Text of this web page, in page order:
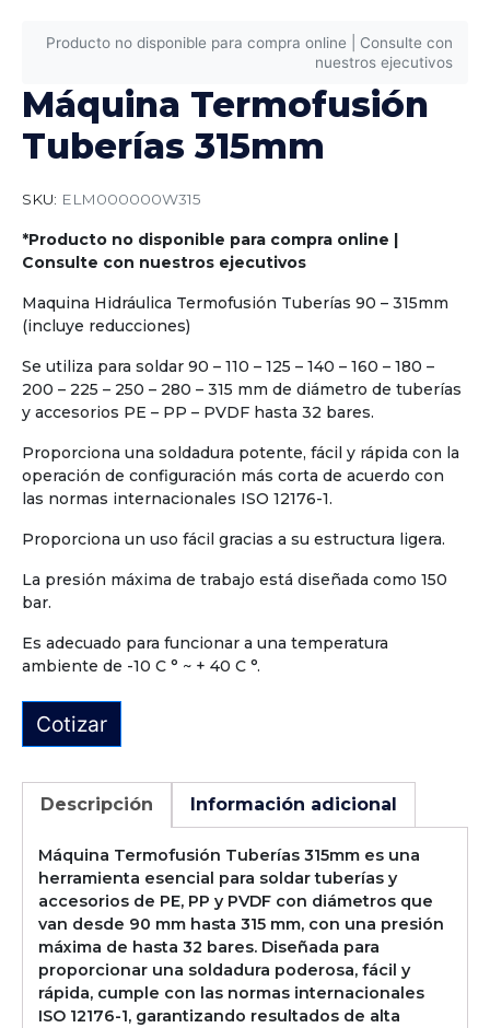
Producto no disponible para compra online | Consulte con
nuestros ejecutivos
Máquina Termofusión
Tuberías 315mm
SKU: ELM000000W315
*Producto no disponible para compra online |
Consulte con nuestros ejecutivos
Maquina Hidráulica Termofusión Tuberías 90 – 315mm
(incluye reducciones)
Se utiliza para soldar 90 – 110 – 125 – 140 – 160 – 180 –
200 – 225 – 250 – 280 – 315 mm de diámetro de tuberías
y accesorios PE – PP – PVDF hasta 32 bares.
Proporciona una soldadura potente, fácil y rápida con la
operación de configuración más corta de acuerdo con
las normas internacionales ISO 12176-1.
Proporciona un uso fácil gracias a su estructura ligera.
La presión máxima de trabajo está diseñada como 150
bar.
Es adecuado para funcionar a una temperatura
ambiente de -10 C ° ~ + 40 C °.
Cotizar
Descripción Información adicional
Máquina Termofusión Tuberías 315mm es una
herramienta esencial para soldar tuberías y
accesorios de PE, PP y PVDF con diámetros que
van desde 90 mm hasta 315 mm, con una presión
máxima de hasta 32 bares. Diseñada para
proporcionar una soldadura poderosa, fácil y
rápida, cumple con las normas internacionales
ISO 12176-1, garantizando resultados de alta